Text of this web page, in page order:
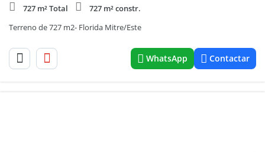
727 m² Total
727 m² constr.
Terreno de 727 m2- Florida Mitre/Este
WhatsApp Contactar